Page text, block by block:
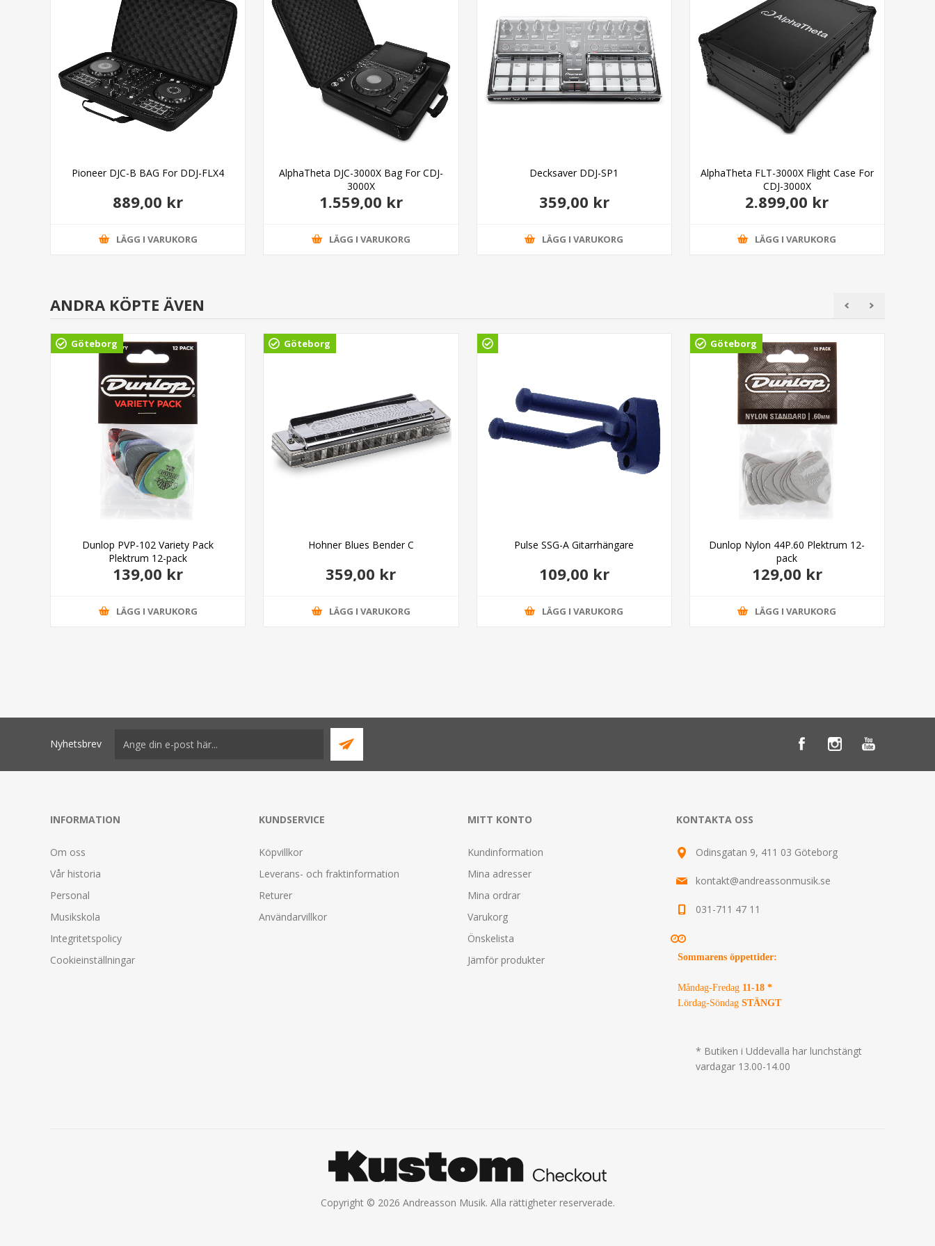
Pioneer DJC-B BAG For DDJ-FLX4
889,00 kr
LÄGG I VARUKORG
AlphaTheta DJC-3000X Bag For CDJ-
3000X
1.559,00 kr
LÄGG I VARUKORG
Decksaver DDJ-SP1
359,00 kr
LÄGG I VARUKORG
AlphaTheta FLT-3000X Flight Case For
CDJ-3000X
2.899,00 kr
LÄGG I VARUKORG
ANDRA KÖPTE ÄVEN
Göteborg
Dunlop PVP-102 Variety Pack
Plektrum 12-pack
139,00 kr
LÄGG I VARUKORG
Göteborg
Hohner Blues Bender C
359,00 kr
LÄGG I VARUKORG
Pulse SSG-A Gitarrhängare
109,00 kr
LÄGG I VARUKORG
Göteborg
Dunlop Nylon 44P.60 Plektrum 12-
pack
129,00 kr
LÄGG I VARUKORG
Nyhetsbrev
INFORMATION
Om oss
Vår historia
Personal
Musikskola
Integritetspolicy
Cookieinställningar
KUNDSERVICE
Köpvillkor
Leverans- och fraktinformation
Returer
Användarvillkor
MITT KONTO
Kundinformation
Mina adresser
Mina ordrar
Varukorg
Önskelista
Jämför produkter
KONTAKTA OSS
Odinsgatan 9, 411 03 Göteborg
kontakt@andreassonmusik.se
031-711 47 11
Sommarens öppettider:
Måndag-Fredag 11-18 *
Lördag-Söndag STÄNGT
* Butiken i Uddevalla har lunchstängt
vardagar 13.00-14.00
Copyright © 2026 Andreasson Musik. Alla rättigheter reserverade.